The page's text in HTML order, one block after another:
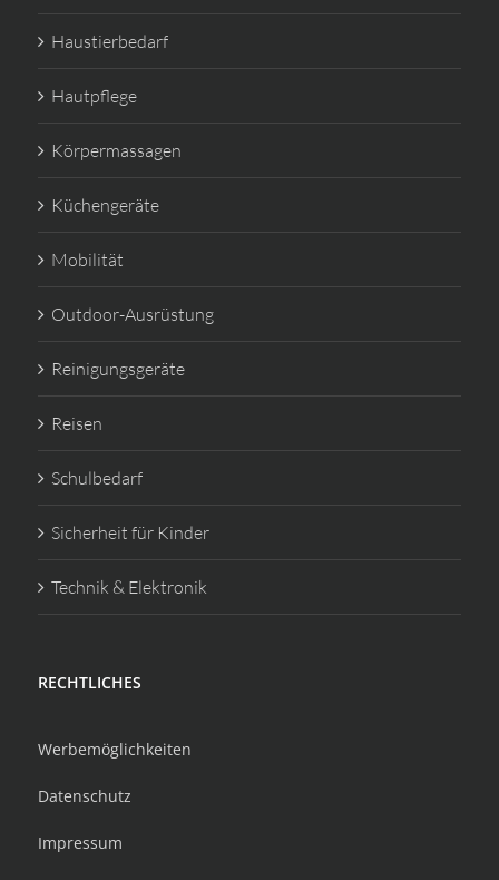
Haustierbedarf
Hautpflege
Körpermassagen
Küchengeräte
Mobilität
Outdoor-Ausrüstung
Reinigungsgeräte
Reisen
Schulbedarf
Sicherheit für Kinder
Technik & Elektronik
RECHTLICHES
Werbemöglichkeiten
Datenschutz
Impressum